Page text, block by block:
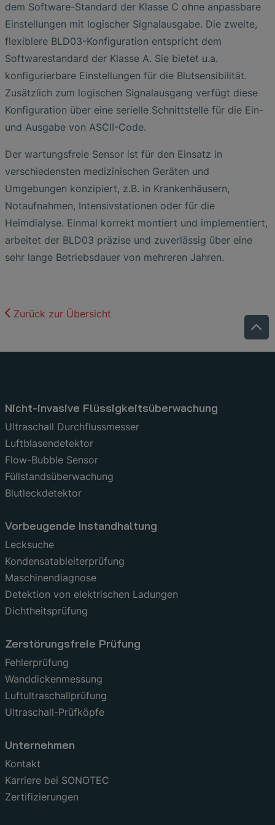
dem Software-Standard der Klasse C ohne anpassbare
Einstellungen mit logischer Signalausgabe. Die zweite,
flexiblere BLD03-Konfiguration entspricht dem
Softwarestandard der Klasse A. Sie bietet u.a.
konfigurierbare Einstellungen für die Blutsensibilität.
Zusätzlich zum logischen Signalausgang verfügt diese
Konfiguration über eine serielle Schnittstelle für die Ein-
und Ausgabe von ASCII-Code.
Der wartungsfreie Sensor ist für den Einsatz in
verschiedensten medizinischen Geräten und
Umgebungen konzipiert, z.B. in Krankenhäusern,
Notaufnahmen, Intensivstationen oder für die
Heimdialyse. Einmal korrekt montiert und implementiert,
arbeitet der BLD03 präzise und zuverlässig über eine
sehr lange Betriebsdauer von mehreren Jahren.
Zurück zur Übersicht
Nicht-invasive Flüssigkeitsüberwachung
Ultraschall Durchflussmesser
Luftblasendetektor
Flow-Bubble Sensor
Füllstandsüberwachung
Blutleckdetektor
Vorbeugende Instandhaltung
Lecksuche
Kondensatableiterprüfung
Maschinendiagnose
Detektion von elektrischen Ladungen
Dichtheitsprüfung
Zerstörungsfreie Prüfung
Fehlerprüfung
Wanddickenmessung
Luftultraschallprüfung
Ultraschall-Prüfköpfe
Unternehmen
Kontakt
Karriere bei SONOTEC
Zertifizierungen